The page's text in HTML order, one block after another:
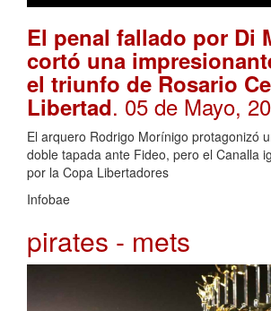
El penal fallado por Di
cortó una
el triunfo de Rosario
Libertad. 05 de Mayo,
El arquero Rodrigo Morínigo protagonizó
doble tapada ante Fideo, pero el Canalla
por la Copa Libertadores
Infobae
pirates - mets